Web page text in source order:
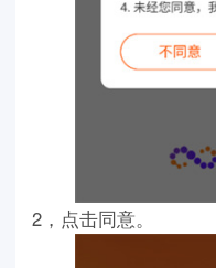
2，点击同意。